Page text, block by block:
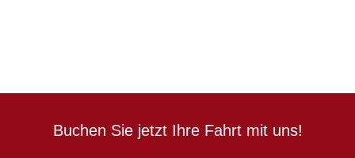
Buchen Sie jetzt Ihre Fahrt mit uns!